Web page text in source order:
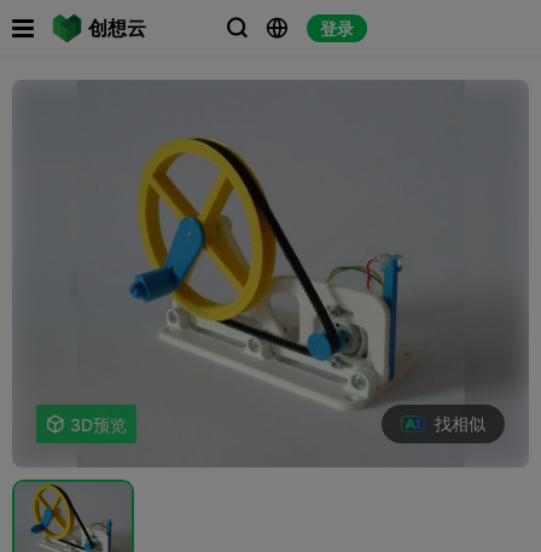
创想云   登录
 
 3D预览 找相似